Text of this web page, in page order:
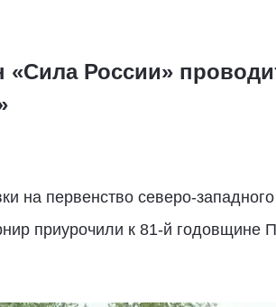
России»
на первенство северо-
приурочили к 81-й годовщине